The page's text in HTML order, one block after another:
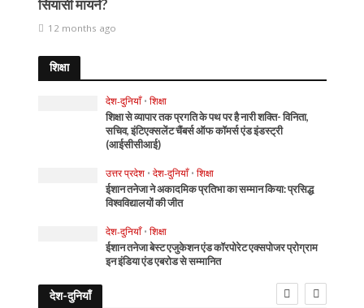
सियासी मायने?
12 months ago
शिक्षा
देश-दुनियाँ • शिक्षा
शिक्षा से व्यापार तक प्रगति के पथ पर है नारी शक्ति- विनिता,
सचिव, इंटिएक्सलेंट चैंबर्स ऑफ कॉमर्स एंड इंडस्ट्री
(आईसीसीआई)
उत्तर प्रदेश • देश-दुनियाँ • शिक्षा
ईशान तनेजा ने अकादमिक प्रतिभा का सम्मान किया: प्रसिद्ध
विश्वविद्यालयों की जीत
देश-दुनियाँ • शिक्षा
ईशान तनेजा बेस्ट एजुकेशन एंड कॉरपोरेट एक्सपोजर प्रोग्राम
इन इंडिया एंड एबरोड से सम्मानित
देश-दुनियाँ